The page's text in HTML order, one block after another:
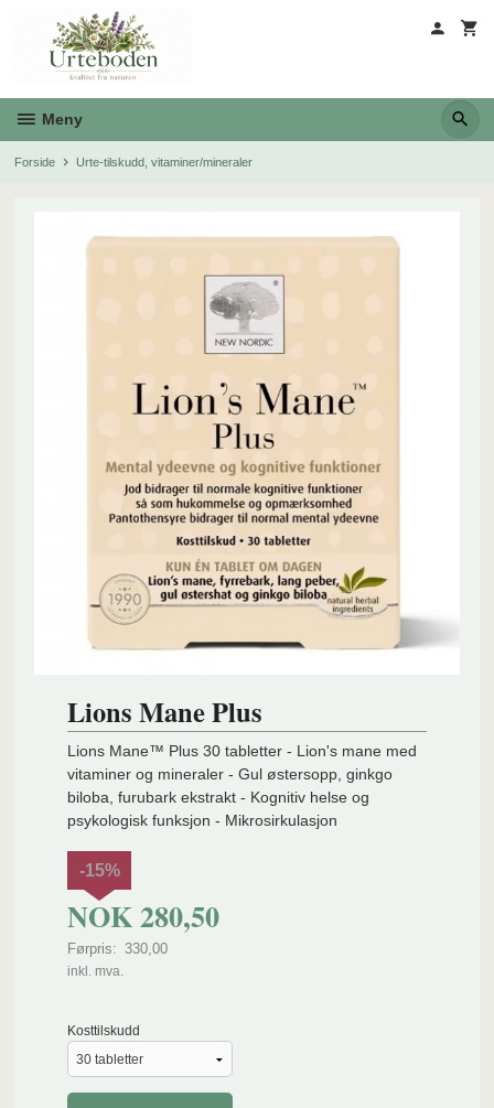
innholdet
Meny
Forside Urte-tilskudd, vitaminer/mineraler
Lions Mane Plus
Lions Mane™ Plus 30 tabletter - Lion's mane med
vitaminer og mineraler - Gul østersopp, ginkgo
biloba, furubark ekstrakt - Kognitiv helse og
psykologisk funksjon - Mikrosirkulasjon
NOK280,50
Førpris: 330,00
Rabatt
-15%
inkl. mva.
Kosttilskudd